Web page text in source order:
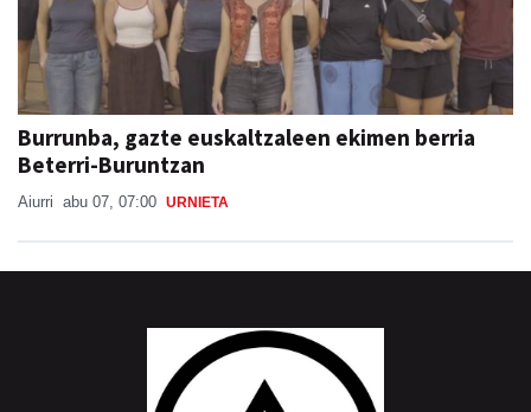
Burrunba, gazte euskaltzaleen ekimen berria
Beterri-Buruntzan
Aiurri abu 07, 07:00 URNIETA